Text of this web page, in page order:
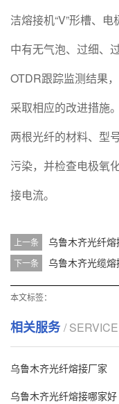
洁熔接机“V”形槽、
中有无气泡、过细、
OTDR跟踪监测结果
采取相应的改进措施
两根光纤的材料、型
污染，并检查电极氧
接电流。
上一条 乌鲁木齐光纤熔
下一条 乌鲁木齐光缆熔
本文标签：
相关服务/ SERVICE
乌鲁木齐光纤熔接厂家
乌鲁木齐光纤熔接哪家好